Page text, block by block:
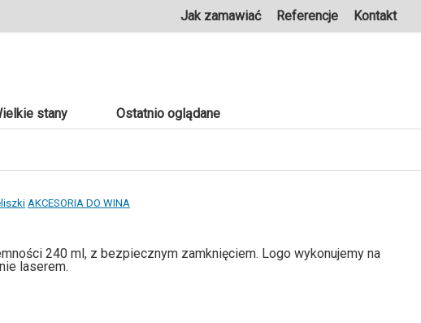
Jak zamawiać Referencje Kontakt
stany Ostatnio oglądane
AKCESORIA DO WINA
240 ml, z bezpiecznym zamknięciem. Logo wykonujemy na
laserem.